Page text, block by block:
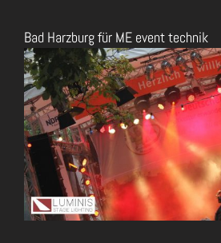
Bad Harzburg für ME event technik
Zeige
grösseres
Bild